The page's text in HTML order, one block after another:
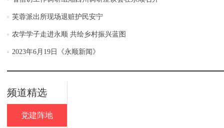
芙蓉派出所现场退赃护民安宁
农学学子走进永顺 共绘乡村振兴蓝图
2023年6月19日《永顺新闻》
频道精选
党建阵地